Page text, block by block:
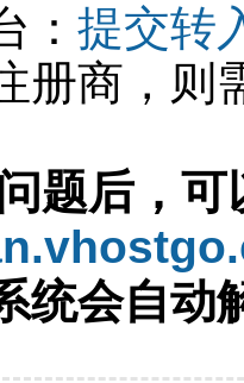
： 提交转
册商，则
题后，可
统会自动